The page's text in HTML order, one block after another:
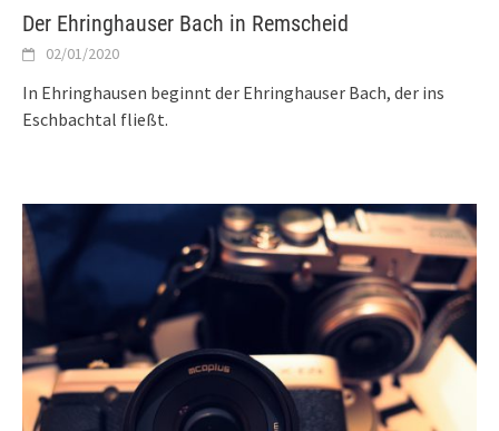
Der Ehringhauser Bach in Remscheid
02/01/2020
In Ehringhausen beginnt der Ehringhauser Bach, der ins
Eschbachtal fließt.